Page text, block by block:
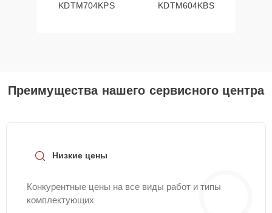
KDTM704KPS
KDTM604KBS
Преимущества нашего сервисного центра
Низкие цены
Конкурентные цены на все виды работ и типы
комплектующих